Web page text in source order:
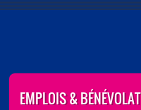
EMPLOIS & BÉNÉVOLAT